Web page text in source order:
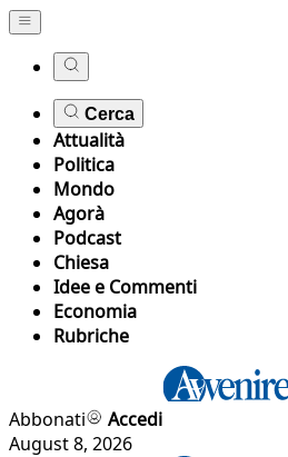
Cerca
Attualità
Politica
Mondo
Agorà
Podcast
Chiesa
Idee e Commenti
Economia
Rubriche
Abbonati
Accedi
August 8, 2026